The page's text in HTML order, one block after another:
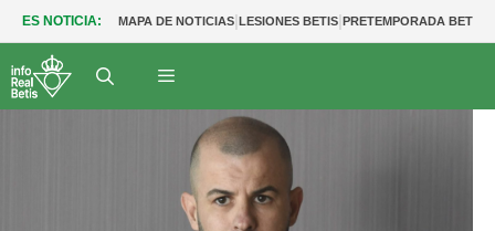
ES NOTICIA: MAPA DE NOTICIAS|LESIONES BETIS|PRETEMPORADA BETIS